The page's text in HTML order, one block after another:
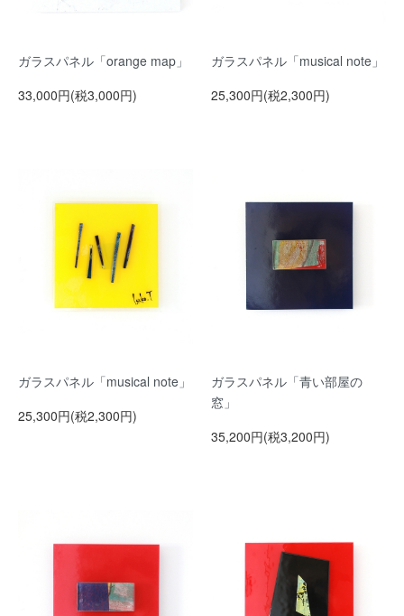
ガラスパネル「orange map」
33,000円(税3,000円)
ガラスパネル「musical note」
25,300円(税2,300円)
ガラスパネル「musical note」
25,300円(税2,300円)
ガラスパネル「青い部屋の
窓」
35,200円(税3,200円)